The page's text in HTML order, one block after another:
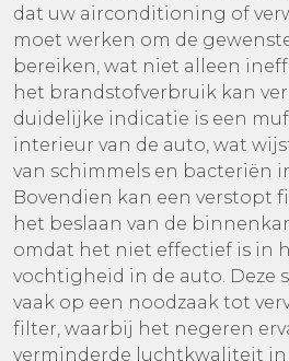
dat uw airconditioning of
moet werken om de
bereiken, wat niet alleen
het brandstofverbruik kan
duidelijke indicatie is een
interieur van de auto, wat
van schimmels en bacteriën
Bovendien kan een verstopt
het beslaan van de
omdat het niet effectief is in
vochtigheid in de auto. Deze
vaak op een noodzaak tot
filter, waarbij het negeren
verminderde luchtkwaliteit in